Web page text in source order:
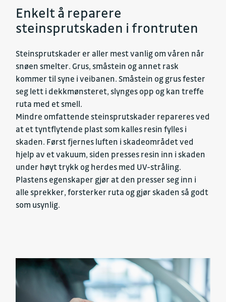
Enkelt å reparere
steinsprutskaden i frontruten
Steinsprutskader er aller mest vanlig om våren når
snøen smelter. Grus, småstein og annet rask
kommer til syne i veibanen. Småstein og grus fester
seg lett i dekkmønsteret, slynges opp og kan treffe
ruta med et smell.
Mindre omfattende steinsprutskader repareres ved
at et tyntflytende plast som kalles resin fylles i
skaden. Først fjernes luften i skadeområdet ved
hjelp av et vakuum, siden presses resin inn i skaden
under høyt trykk og herdes med UV-stråling.
Plastens egenskaper gjør at den presser seg inn i
alle sprekker, forsterker ruta og gjør skaden så godt
som usynlig.